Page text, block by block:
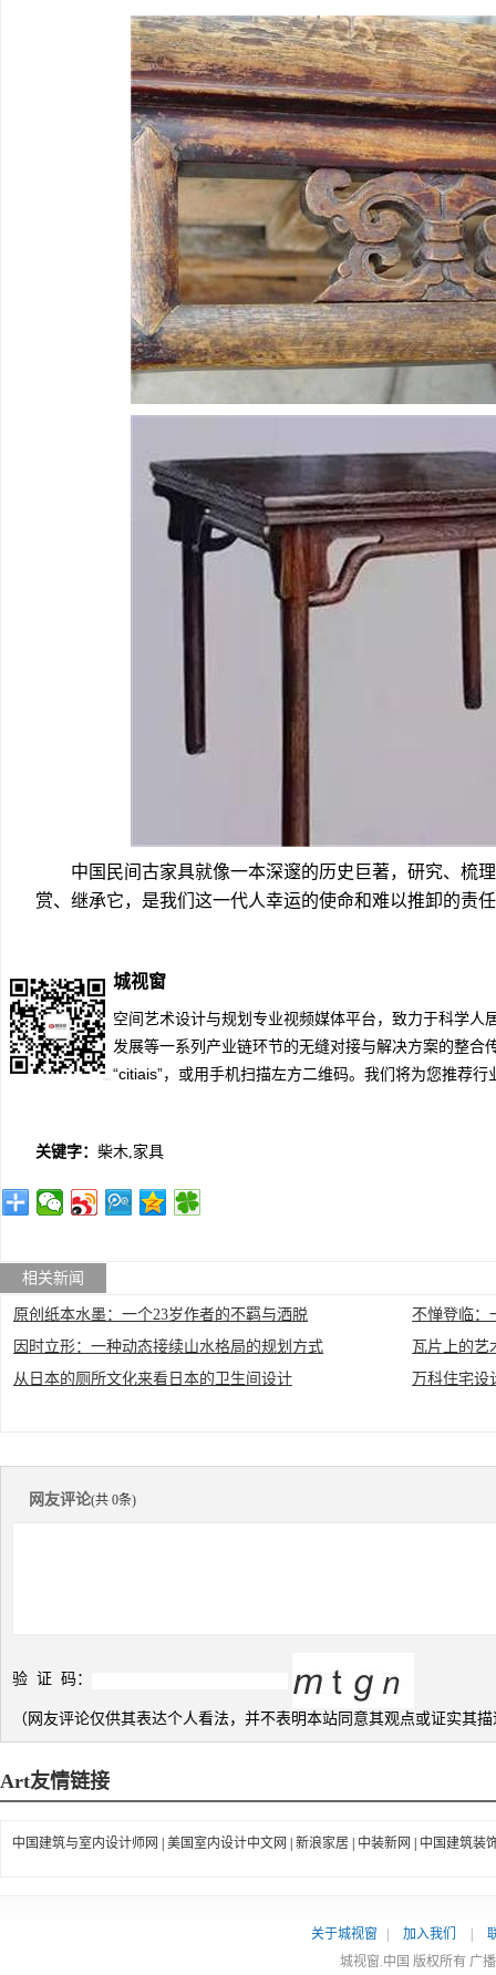
中国民间古家具就像一本深邃的历史巨著，研究、梳理
赏、继承它，是我们这一代人幸运的使命和难以推卸的责
城视窗
空间艺术设计与规划专业视频媒体平台，致力于科学人
发展等一系列产业链环节的无缝对接与解决方案的整合
“citiais”，或用手机扫描左方二维码。我们将为您推荐
关键字： 柴木,家具
相关新闻
原创纸本水墨：一个23岁作者的不羁与洒脱
不惮登临：
因时立形：一种动态接续山水格局的规划方式
瓦片上的艺
从日本的厕所文化来看日本的卫生间设计
万科住宅设
网友评论(共 0条)
验 证 码：
（网友评论仅供其表达个人看法，并不表明本站同意其观点或证实其
Art友情链接
中国建筑与室内设计师网 美国室内设计中文网 新浪家居 中装新网 中国建筑装
关于城视窗 加入我们
城视窗.中国 版权所有 广